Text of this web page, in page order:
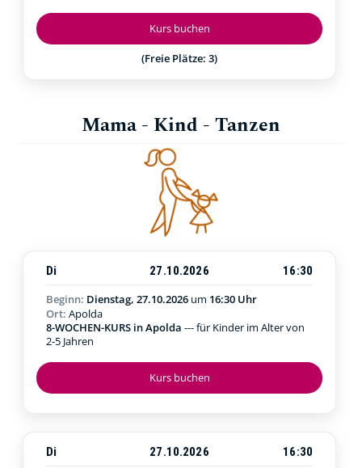
Kurs buchen
(Freie Plätze: 3)
Mama - Kind - Tanzen
Kurs buchen
Di 27.10.2026
16:30
Beginn: Dienstag, 27.10.2026 um 16:30 Uhr
Ort: Apolda
8-WOCHEN-KURS in Apolda --- für Kinder im Alter von
2-5 Jahren
Di 27.10.2026
16:30